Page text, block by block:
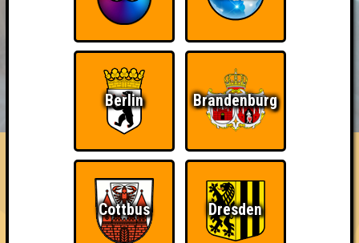
HIGHSCORE RESERVIERUNG
FAQ ÜBER UNS
BangBros
Errungenschaften
Kleiner Hinweis: bei uns sind Teams, die in einem Stechen
Berlin Brandenburg
Cottbus Dresden